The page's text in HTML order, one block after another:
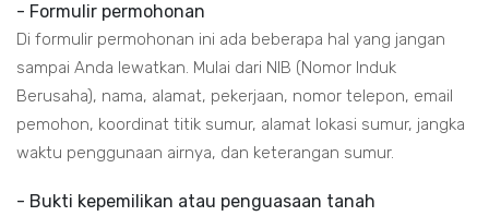
- Formulir permohonan
Di formulir permohonan ini ada beberapa hal yang jangan
sampai Anda lewatkan. Mulai dari NIB (Nomor Induk
Berusaha), nama, alamat, pekerjaan, nomor telepon, email
pemohon, koordinat titik sumur, alamat lokasi sumur, jangka
waktu penggunaan airnya, dan keterangan sumur.
- Bukti kepemilikan atau penguasaan tanah